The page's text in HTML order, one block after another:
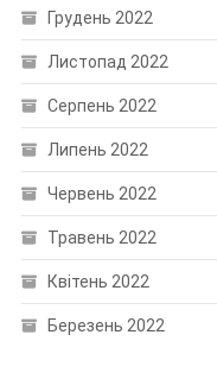
Грудень 2022
Листопад 2022
Серпень 2022
Липень 2022
Червень 2022
Травень 2022
Квітень 2022
Березень 2022